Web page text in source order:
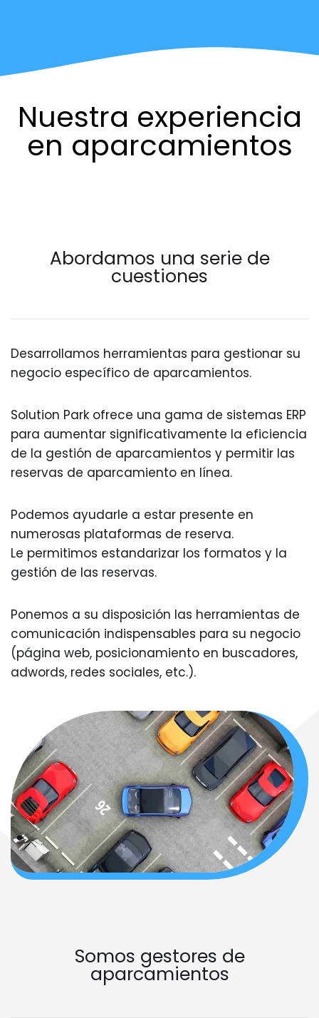
Nuestra experiencia
en aparcamientos
Abordamos una serie de
cuestiones
Desarrollamos herramientas para gestionar su
negocio específico de aparcamientos.
Solution Park ofrece una gama de sistemas ERP
para aumentar significativamente la eficiencia
de la gestión de aparcamientos y permitir las
reservas de aparcamiento en línea.
Podemos ayudarle a estar presente en
numerosas plataformas de reserva.
Le permitimos estandarizar los formatos y la
gestión de las reservas.
Ponemos a su disposición las herramientas de
comunicación indispensables para su negocio
(página web, posicionamiento en buscadores,
adwords, redes sociales, etc.).
Somos gestores de
aparcamientos